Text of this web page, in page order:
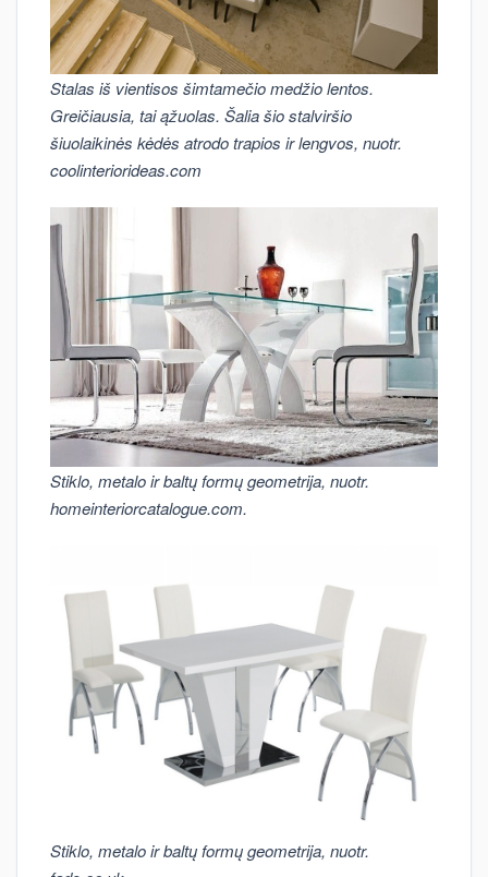
Stalas iš vientisos šimtamečio medžio lentos.
Greičiausia, tai ąžuolas. Šalia šio stalviršio
šiuolaikinės kėdės atrodo trapios ir lengvos, nuotr.
coolinteriorideas.com
Stiklo, metalo ir baltų formų geometrija, nuotr.
homeinteriorcatalogue.com.
Stiklo, metalo ir baltų formų geometrija, nuotr.